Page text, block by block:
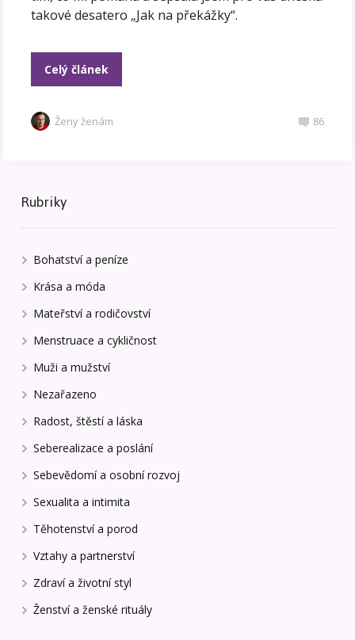
takové desatero „Jak na překážky“.
Celý článek
Ženy ženám 86
Rubriky
Bohatství a peníze
Krása a móda
Mateřství a rodičovství
Menstruace a cykličnost
Muži a mužství
Nezařazeno
Radost, štěstí a láska
Seberealizace a poslání
Sebevědomí a osobní rozvoj
Sexualita a intimita
Těhotenství a porod
Vztahy a partnerství
Zdraví a životní styl
Ženství a ženské rituály